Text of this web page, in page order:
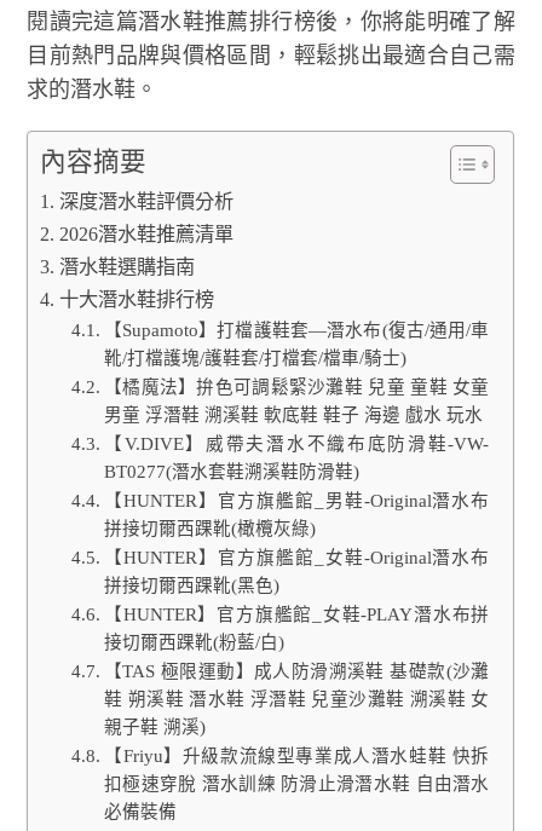
閱讀完這篇潛水鞋推薦排行榜後，你將能明確了解
目前熱門品牌與價格區間，輕鬆挑出最適合自己需
求的潛水鞋。
內容摘要
深度潛水鞋評價分析
2026潛水鞋推薦清單
潛水鞋選購指南
十大潛水鞋排行榜
【Supamoto】打檔護鞋套—潛水布(復古/通用/車
靴/打檔護塊/護鞋套/打檔套/檔車/騎士)
【橘魔法】拚色可調鬆緊沙灘鞋 兒童 童鞋 女童
男童 浮潛鞋 溯溪鞋 軟底鞋 鞋子 海邊 戲水 玩水
【V.DIVE】威帶夫潛水不織布底防滑鞋-VW-
BT0277(潛水套鞋溯溪鞋防滑鞋)
【HUNTER】官方旗艦館_男鞋-Original潛水布
拼接切爾西踝靴(橄欖灰綠)
【HUNTER】官方旗艦館_女鞋-Original潛水布
拼接切爾西踝靴(黑色)
【HUNTER】官方旗艦館_女鞋-PLAY潛水布拼
接切爾西踝靴(粉藍/白)
【TAS 極限運動】成人防滑溯溪鞋 基礎款(沙灘
鞋 朔溪鞋 潛水鞋 浮潛鞋 兒童沙灘鞋 溯溪鞋 女
親子鞋 溯溪)
【Friyu】升級款流線型專業成人潛水蛙鞋 快拆
扣極速穿脫 潛水訓練 防滑止滑潛水鞋 自由潛水
必備裝備